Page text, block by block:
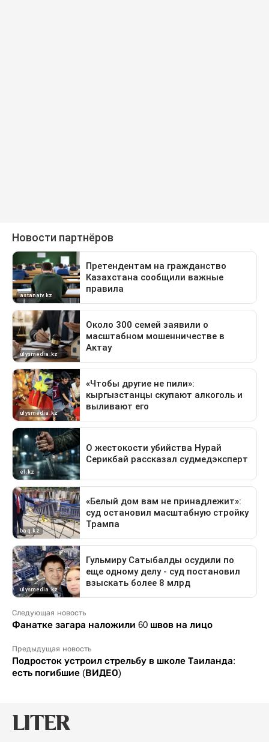
Следующая новость
Фанатке загара наложили 60 швов на лицо
Предыдущая новость
Подросток устроил стрельбу в школе Таиланда:
есть погибшие (ВИДЕО)